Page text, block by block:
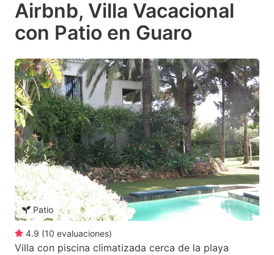
Airbnb, Villa Vacacional
con Patio en Guaro
Patio
4.9 (10 evaluaciones)
Villa con piscina climatizada cerca de la playa